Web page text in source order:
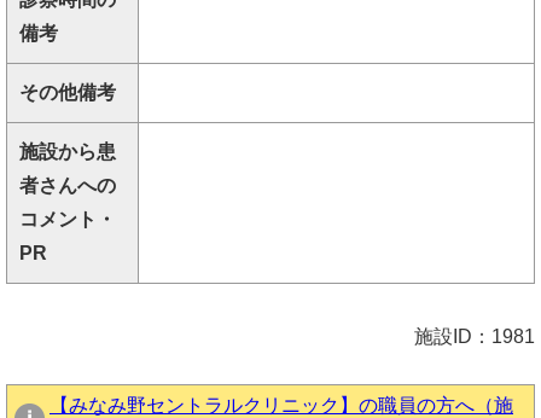
備考
その他備考
施設から患
者さんへの
コメント・
PR
施設ID：1981
【みなみ野セントラルクリニック】の職員の方へ（施